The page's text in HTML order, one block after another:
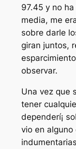
97.45 y no
media, me
sobre darle
giran juntos,
observar.
Una vez que
tener
dependerí¡
vio en alguno